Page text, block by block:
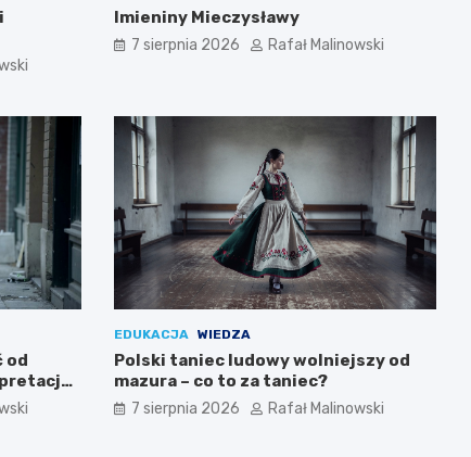
Imieniny Mieczysławy
7 sierpnia 2026 Rafał Malinowski
od
EDUKACJA WIEDZA
Polski taniec ludowy wolniejszy od
mazura – co to za taniec?
7 sierpnia 2026 Rafał Malinowski